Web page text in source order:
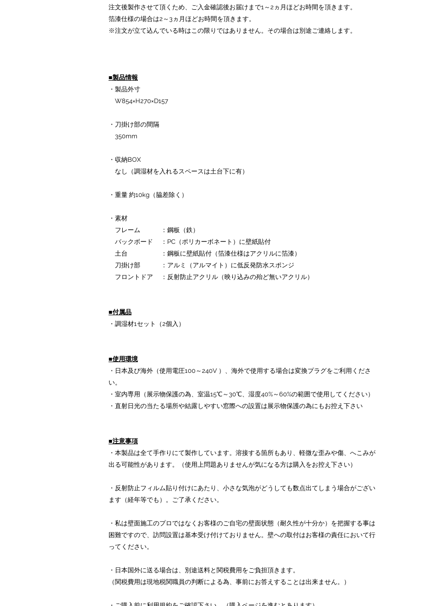
注文後製作させて頂くため、ご入金確認後お届けまで1～2ヵ月ほどお時間を頂きます。
箔漆仕様の場合は2～3ヵ月ほどお時間を頂きます。
※注文が立て込んでいる時はこの限りではありません。その場合は別途ご連絡します。
■製品情報
・製品外寸
W854×H270×D157
・刀掛け部の間隔
350mm
・収納BOX
なし（調湿材を入れるスペースは土台下に有）
・重量 約10kg（脇差除く）
・素材
フレーム ：鋼板（鉄）
バックボード ：PC（ポリカーボネート）に壁紙貼付
土台 ：鋼板に壁紙貼付（箔漆仕様はアクリルに箔漆）
刀掛け部 ：アルミ（アルマイト）に低反発防水スポンジ
フロントドア ：反射防止アクリル（映り込みの殆ど無いアクリル）
■付属品
・調湿材1セット（2個入）
■使用環境
・日本及び海外（使用電圧100～240V ）、海外で使用する場合は変換プラグをご利用くださ
い。
・室内専用（展示物保護の為、室温15℃～30℃、湿度40%～60%の範囲で使用してください）
・直射日光の当たる場所や結露しやすい窓際への設置は展示物保護の為にもお控え下さい
■注意事項
・本製品は全て手作りにて製作しています。溶接する箇所もあり、軽微な歪みや傷、へこみが
出る可能性があります。（使用上問題ありませんが気になる方は購入をお控え下さい）
・反射防止フィルム貼り付けにあたり、小さな気泡がどうしても数点出てしまう場合がござい
ます（経年等でも）。ご了承ください。
・私は壁面施工のプロではなくお客様のご自宅の壁面状態（耐久性が十分か）を把握する事は
困難ですので、訪問設置は基本受け付けておりません。壁への取付はお客様の責任において行
ってください。
・日本国外に送る場合は、別途送料と関税費用をご負担頂きます。
（関税費用は現地税関職員の判断による為、事前にお答えすることは出来ません。）